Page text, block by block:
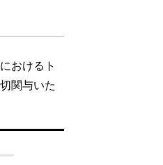
おけるト
関与いた